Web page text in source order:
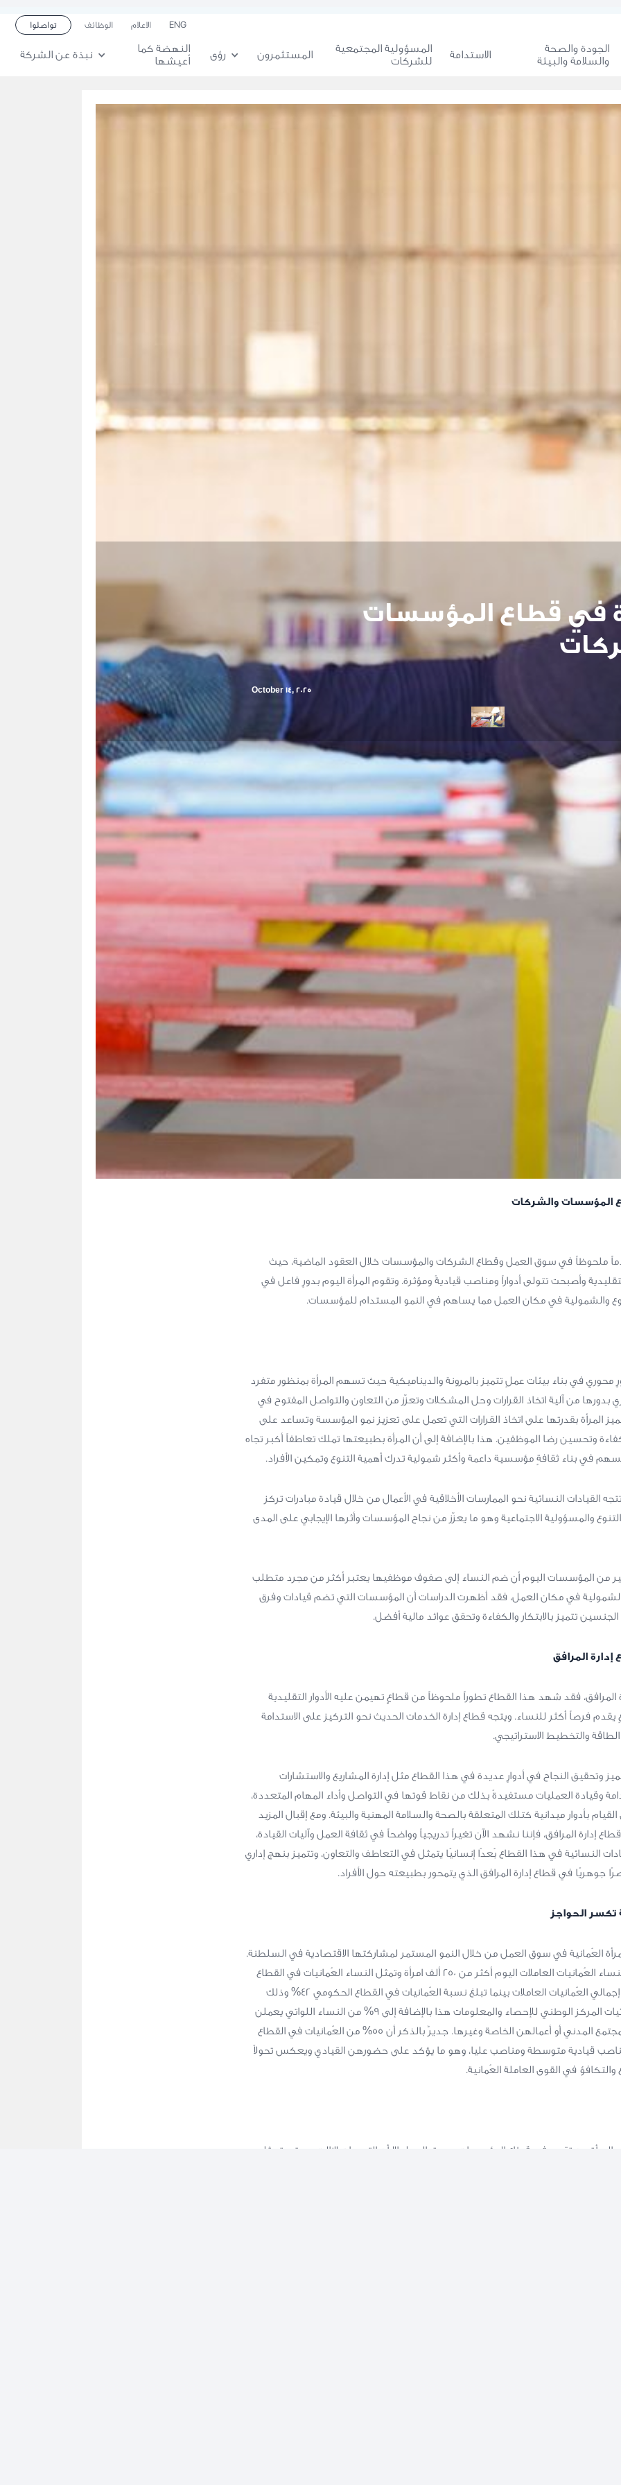
تواصلوا الوظائف الاعلام ENG
الجودة والصحة
والسلامة والبيئة
الاستدامة
المسؤولية المجتمعية
للشركات
المستثمرون رؤى
النهضة كما
أعيشها
نبذة عن الشركة
في قطاع المؤسسات
October 14, 2025
المؤسسات والشركات
ملحوظاً في سوق العمل وقطاع الشركات والمؤسسات خلال العقود الماضية، حيث
وأصبحت تتولى أدواراً ومناصب قياديةً ومؤثرة. وتقوم المرأة اليوم بدورٍ فاعل في
والشمولية في مكان العمل مما يساهم في النمو المستدام للمؤسسات.
محوري في بناء بيئات عملٍ تتميز بالمرونة والديناميكية حيث تسهم المرأة بمنظور متفرد
بدورها من آلية اتخاذ القرارات وحل المشكلات وتعزّز من التعاون والتواصل المفتوح في
المرأة بقدرتها على اتخاذ القرارات التي تعمل على تعزيز نمو المؤسسة وتساعد على
وتحسين رضا الموظفين. هذا بالإضافة إلى أن المرأة بطبيعتها تملك تعاطفاً أكبر تجاه
في بناء ثقافةٍ مؤسسية داعمة وأكثر شمولية تدرك أهمية التنوع وتمكين الأفراد.
القيادات النسائية نحو الممارسات الأخلاقية في الأعمال من خلال قيادة مبادرات تركز
والمسؤولية الاجتماعية وهو ما يعزّز من نجاح المؤسسات وأثرها الإيجابي على المدى
من المؤسسات اليوم أن ضم النساء إلى صفوف موظفيها يعتبر أكثر من مجرد متطلب
في مكان العمل، فقد أظهرت الدراسات أن المؤسسات التي تضم قيادات وفرق
تتميز بالابتكار والكفاءة وتحقق عوائد مالية أفضل.
المرافق
المرافق، فقد شهد هذا القطاع تطوراً ملحوظاً من قطاعٍٍ تهيمن عليه الأدوار التقليدية
فرصاً أكثر للنساء. ويتجه قطاع إدارة الخدمات الحديث نحو التركيز على الاستدامة
والتخطيط الاستراتيجي.
وتحقيق النجاح في أدوارٍ عديدة في هذا القطاع مثل إدارة المشاريع والاستشارات
وقيادة العمليات مستفيدةً بذلك من نقاط قوتها في التواصل وأداء المهام المتعددة،
القيام بأدوار ميدانية كتلك المتعلقة بالصحة والسلامة المهنية والبيئة. ومع إقبال المزيد
إدارة المرافق، فإننا نشهد الآن تغيراً تدريجياً وواضحاً في ثقافة العمل وآليات القيادة،
النسائية في هذا القطاع بُعدًا إنسانيًا يتمثل في التعاطف والتعاون، وتتميز بنهج إداري
جوهريًا في قطاع إدارة المرافق الذي يتمحور بطبيعته حول الأفراد.
تكسر الحواجز
العُمانية في سوق العمل من خلال النمو المستمر لمشاركتها الاقتصادية في السلطنة.
حيث يبلغ عدد النساء العُمانيات العاملات اليوم أكثر من 250 ألف امرأة وتمثل النساء العُمانيات في القطاع
الخاص 49% من إجمالي العُمانيات العاملات بينما تبلغ نسبة العُمانيات في القطاع الحكومي 42% وذلك
حسب آخر احصائيات المركز الوطني للإحصاء والمعلومات هذا بالإضافة إلى 9% من النساء اللواتي يعملن
في مؤسسات المجتمع المدني أو أعمالهن الخاصة وغيرها. جديرٌ بالذكر أن 55% من العُمانيات في القطاع
قيادية متوسطة ومناصب عليا، وهو ما يؤكد على حضورهن القيادي ويعكس تحولاً
والتكافؤ في القوى العاملة العُمانية.
المرأة من تقدمٍ في قطاع المؤسسات وسوق العمل إلا أن التحديات لازالت مستمرة مثل